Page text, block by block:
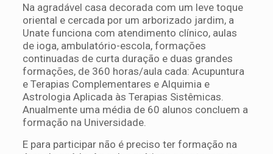
Na agradável casa decorada com um leve toque
oriental e cercada por um arborizado jardim, a
Unate funciona com atendimento clínico, aulas
de ioga, ambulatório-escola, formações
continuadas de curta duração e duas grandes
formações, de 360 horas/aula cada: Acupuntura
e Terapias Complementares e Alquimia e
Astrologia Aplicada às Terapias Sistêmicas.
Anualmente uma média de 60 alunos concluem a
formação na Universidade.
E para participar não é preciso ter formação na